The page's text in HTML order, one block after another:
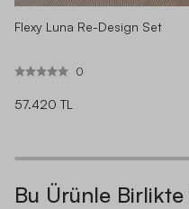
Flexy Luna Re-Design Set
0
57.420 TL
Bu Ürünle Birlikte